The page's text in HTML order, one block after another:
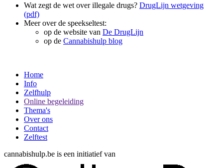
Wat zegt de wet over illegale drugs? DrugLijn wetgeving
(pdf)
Meer over de speekseltest:
op de website van De DrugLijn
op de Cannabishulp blog
Home
Info
Zelfhulp
Online begeleiding
Thema's
Over ons
Contact
Zelftest
cannabishulp.be is een initiatief van